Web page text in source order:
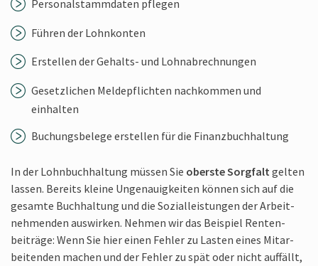
Personal­stammdaten pflegen
Führen der Lohnkonten
Erstellen der Gehalts- und Lohnabrechnungen
Gesetzlichen Meldepflichten nachkommen und
einhalten
Buchungs­belege erstellen für die Finanzbuchhaltung
In der Lohnbuch­haltung müssen Sie oberste Sorgfalt gelten
lassen. Bereits kleine Ungenauig­keiten können sich auf die
gesamte Buch­haltung und die Sozial­leistungen der Arbeit­
nehmenden auswirken. Nehmen wir das Beispiel Renten­
beiträge: Wenn Sie hier einen Fehler zu Lasten eines Mitar­
beitenden machen und der Fehler zu spät oder nicht auffällt,